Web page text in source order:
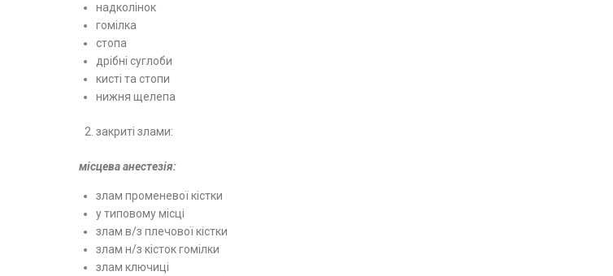
надколінок
гомілка
стопа
дрібні суглоби
кисті та стопи
нижня щелепа
закриті злами:
місцева анестезія:
злам променевої кістки
у типовому місці
злам в/з плечової кістки
злам н/з кісток гомілки
злам ключиці